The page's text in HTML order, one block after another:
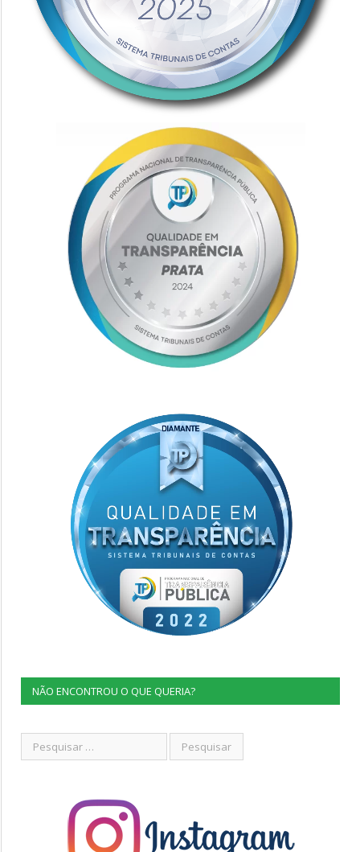
NÃO ENCONTROU O QUE QUERIA?